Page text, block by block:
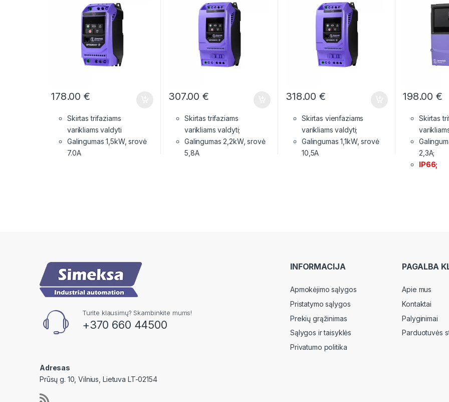
178.00€
Skirtas trifaziams
varikliams valdyti
Galingumas 1,5kW, srovė
7.0A
307.00€
Skirtas trifaziams
varikliams valdyti;
Galingumas 2,2kW, srovė
5,8A
318.00€
Skirtas vienfaziams
varikliams valdyti;
Galingumas 1,1kW, srovė
10,5A
198.00€
Skirtas
2,3A;
IP66;
Turite klausimų? Skambinkite mums!
+370 660 44500
Adresas
Prūsų g. 10, Vilnius, Lietuva LT-02154
INFORMACIJA
Apmokėjimo sąlygos
Pristatymo sąlygos
Prekių grąžinimas
Sąlygos ir taisyklės
Privatumo politika
PAGALBA
Apie mus
Kontaktai
Palyginimai
Parduotuvės